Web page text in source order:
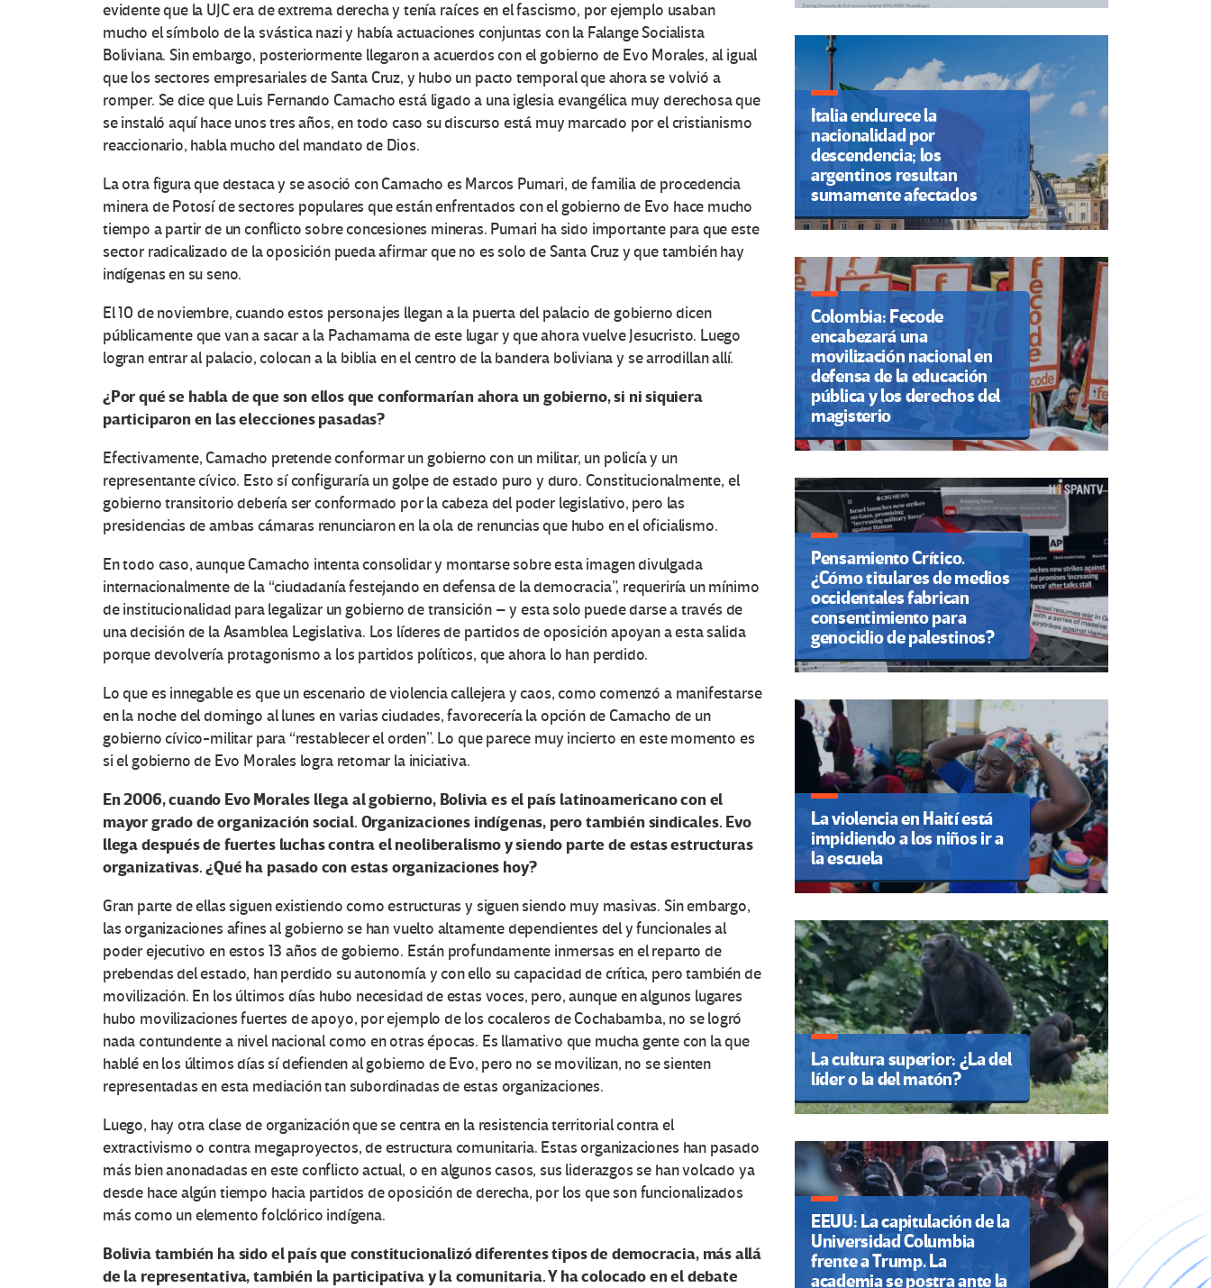
evidente que la UJC era de extrema derecha y tenía raíces en el fascismo, por ejemplo usaban
mucho el símbolo de la svástica nazi y había actuaciones conjuntas con la Falange Socialista
Boliviana. Sin embargo, posteriormente llegaron a acuerdos con el gobierno de Evo Morales, al igual
que los sectores empresariales de Santa Cruz, y hubo un pacto temporal que ahora se volvió a
romper. Se dice que Luis Fernando Camacho está ligado a una iglesia evangélica muy derechosa que
se instaló aquí hace unos tres años, en todo caso su discurso está muy marcado por el cristianismo
reaccionario, habla mucho del mandato de Dios.
La otra figura que destaca y se asoció con Camacho es Marcos Pumari, de familia de procedencia
minera de Potosí de sectores populares que están enfrentados con el gobierno de Evo hace mucho
tiempo a partir de un conflicto sobre concesiones mineras. Pumari ha sido importante para que este
sector radicalizado de la oposición pueda afirmar que no es solo de Santa Cruz y que también hay
indígenas en su seno.
El 10 de noviembre, cuando estos personajes llegan a la puerta del palacio de gobierno dicen
públicamente que van a sacar a la Pachamama de este lugar y que ahora vuelve Jesucristo. Luego
logran entrar al palacio, colocan a la biblia en el centro de la bandera boliviana y se arrodillan allí.
¿Por qué se habla de que son ellos que conformarían ahora un gobierno, si ni siquiera
participaron en las elecciones pasadas?
Efectivamente, Camacho pretende conformar un gobierno con un militar, un policía y un
representante cívico. Esto sí configuraría un golpe de estado puro y duro. Constitucionalmente, el
gobierno transitorio debería ser conformado por la cabeza del poder legislativo, pero las
presidencias de ambas cámaras renunciaron en la ola de renuncias que hubo en el oficialismo.
En todo caso, aunque Camacho intenta consolidar y montarse sobre esta imagen divulgada
internacionalmente de la “ciudadanía festejando en defensa de la democracia”, requeriría un mínimo
de institucionalidad para legalizar un gobierno de transición – y esta solo puede darse a través de
una decisión de la Asamblea Legislativa. Los líderes de partidos de oposición apoyan a esta salida
porque devolvería protagonismo a los partidos políticos, que ahora lo han perdido.
Lo que es innegable es que un escenario de violencia callejera y caos, como comenzó a manifestarse
en la noche del domingo al lunes en varias ciudades, favorecería la opción de Camacho de un
gobierno cívico-militar para “restablecer el orden”. Lo que parece muy incierto en este momento es
si el gobierno de Evo Morales logra retomar la iniciativa.
En 2006, cuando Evo Morales llega al gobierno, Bolivia es el país latinoamericano con el
mayor grado de organización social. Organizaciones indígenas, pero también sindicales. Evo
llega después de fuertes luchas contra el neoliberalismo y siendo parte de estas estructuras
organizativas.¿Qué ha pasado con estas organizaciones hoy?
Gran parte de ellas siguen existiendo como estructuras y siguen siendo muy masivas. Sin embargo,
las organizaciones afines al gobierno se han vuelto altamente dependientes del y funcionales al
poder ejecutivo en estos 13 años de gobierno. Están profundamente inmersas en el reparto de
prebendas del estado, han perdido su autonomía y con ello su capacidad de crítica, pero también de
movilización. En los últimos días hubo necesidad de estas voces, pero, aunque en algunos lugares
hubo movilizaciones fuertes de apoyo, por ejemplo de los cocaleros de Cochabamba, no se logró
nada contundente a nivel nacional como en otras épocas. Es llamativo que mucha gente con la que
hablé en los últimos días sí defienden al gobierno de Evo, pero no se movilizan, no se sienten
representadas en esta mediación tan subordinadas de estas organizaciones.
Luego, hay otra clase de organización que se centra en la resistencia territorial contra el
extractivismo o contra megaproyectos, de estructura comunitaria. Estas organizaciones han pasado
más bien anonadadas en este conflicto actual, o en algunos casos, sus liderazgos se han volcado ya
desde hace algún tiempo hacia partidos de oposición de derecha, por los que son funcionalizados
más como un elemento folclórico indígena.
Bolivia también ha sido el país que constitucionalizó diferentes tipos de democracia, más allá
de la representativa, también la participativa y la comunitaria. Y ha colocado en el debate
Italia endurece la
nacionalidad por
descendencia; los
argentinos resultan
sumamente afectados
Colombia: Fecode
encabezará una
movilización nacional en
defensa de la educación
pública y los derechos del
magisterio
Pensamiento Crítico.
¿Cómo titulares de medios
occidentales fabrican
consentimiento para
genocidio de palestinos?
La violencia en Haití está
impidiendo a los niños ir a
la escuela
La cultura superior: ¿La del
líder o la del matón?
EEUU: La capitulación de la
Universidad Columbia
frente a Trump. La
academia se postra ante la